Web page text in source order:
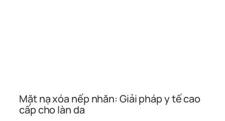
Mặt nạ xóa nếp nhăn: Giải pháp y tế cao
cấp cho làn da